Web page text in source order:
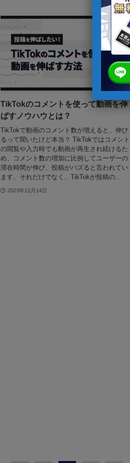
TikTok
TikTokのコメントを使って動画を伸
ばすノウハウとは？
TikTokで動画のコメント数が増えると、伸び
るって聞いたけど本当？ TikTokではコメント
の閲覧や入力時でも動画が再生され続けるた
め、コメント数の増加に比例してユーザーの
滞在時間が伸び、投稿がバズると言われてい
ます。それだけでなく、TikTokが投稿の...
2023年12月14日